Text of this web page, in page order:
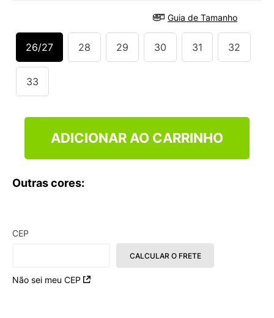
Guia de Tamanho
26/27 28 29 30 31 32
33
ADICIONAR AO CARRINHO
Outras cores:
CEP
Não sei meu CEP
CALCULAR O FRETE